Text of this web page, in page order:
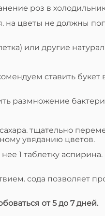
роз в
на цветы не должны
или другие
ставить букет
размножение
сахара. тщательно
увяданию цветов.
1 таблетку
сода позволяет
от 5 до 7 дней.